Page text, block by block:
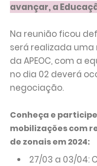
avançar, a
Na reunião ficou
será realizada
da APEOC, com a
no dia 02 deverá
negociação.
Conheça e
mobilizações com
de zonais em 2024:
27/03 a 03/04: